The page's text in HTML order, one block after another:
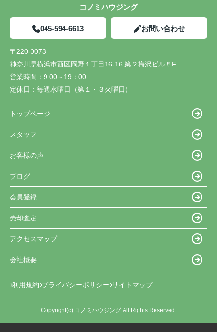
コノミハウジング
045-594-6613 お問い合わせ
〒220-0073
神奈川県横浜市西区岡野１丁目16-16 第２梅沢ビル５F
営業時間： 9:00～19：00
定休日： 毎週水曜日（第１・３火曜日）
トップページ
スタッフ
お客様の声
ブログ
会員登録
売却査定
アクセスマップ
会社概要
利用規約 プライバシーポリシー サイトマップ
Copyright(c) コノミハウジング All Rights Reserved.